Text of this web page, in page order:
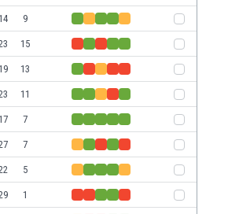
9
15
13
11
7
7
5
1